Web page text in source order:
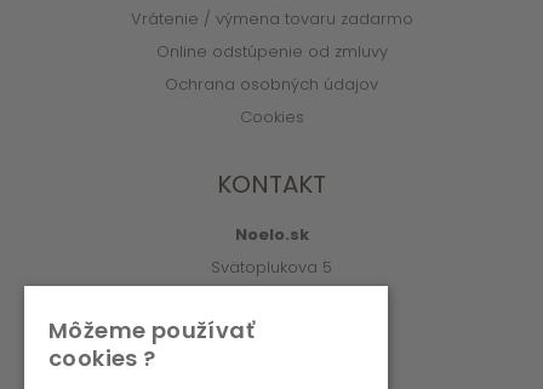
Vrátenie / výmena tovaru zadarmo
Online odstúpenie od zmluvy
Ochrana osobných údajov
Cookies
KONTAKT
Noelo.sk
Svätoplukova 5
info@noelo.sk
Môžeme používať
cookies ?